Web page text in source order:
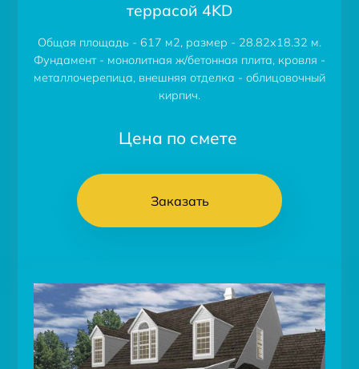
террасой 4KD
Общая площадь - 617 м2, размер - 28.82х18.32 м.
Фундамент - монолитная ж/бетонная плита, кровля -
металлочерепица, внешняя отделка - облицовочный
кирпич.
Цена по смете
Заказать